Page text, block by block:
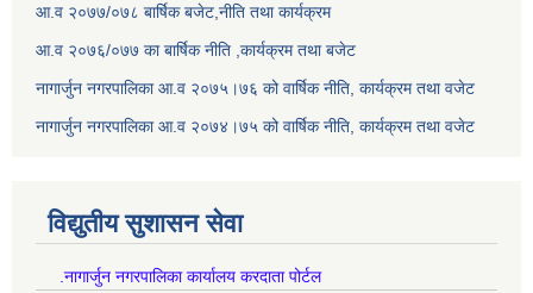
आ.व २०७७/०७८ बार्षिक बजेट,नीति तथा कार्यक्रम
आ.व २०७६/०७७ का बार्षिक नीति ,कार्यक्रम तथा बजेट
नागार्जुन नगरपालिका आ.व २०७५।७६ को वार्षिक नीति, कार्यक्रम तथा वजेट
नागार्जुन नगरपालिका आ.व २०७४।७५ को वार्षिक नीति, कार्यक्रम तथा वजेट
विद्युतीय सुशासन सेवा
.नागार्जुन नगरपालिका कार्यालय करदाता पोर्टल